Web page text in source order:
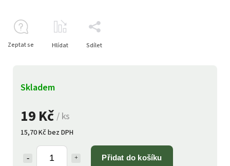
19 Kč/ ks
15,70 Kč bez DPH
Přidat do košíku
Skladem
Zeptat se Hlídat Sdílet